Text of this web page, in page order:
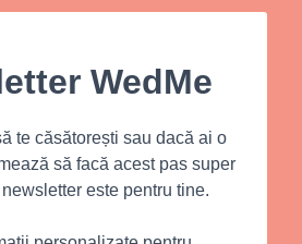
WedMe
te căsătorești sau dacă ai o
să facă acest pas super
este pentru tine.